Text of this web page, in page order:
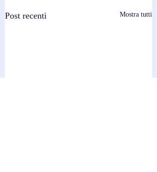
Post recenti Mostra tutti